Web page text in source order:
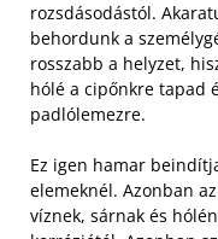
rozsdásodástól.
behordunk a
rosszabb a helyzet,
hólé a cipőnkre tapad
padlólemezre.
Ez igen hamar
elemeknél. Azonban
víznek, sárnak és